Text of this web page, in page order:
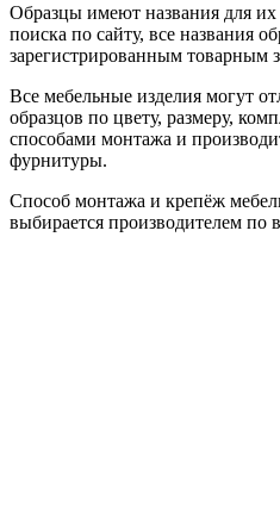
Образцы имеют названия для их
поиска по сайту, все названия
зарегистрированным товарным
Все мебельные изделия могут
образцов по цвету, размеру,
способами монтажа и
фурнитуры.
Способ монтажа и крепёж
выбирается производителем по